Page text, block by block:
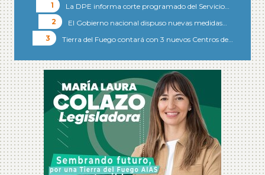
La DPE informa corte programado del Servicio…
El Gobierno nacional dispuso nuevas medidas…
Tierra del Fuego contará con 3 nuevos Centros de…